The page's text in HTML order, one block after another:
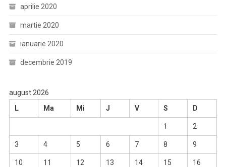
aprilie 2020
martie 2020
ianuarie 2020
decembrie 2019
august 2026
L
Ma Mi J V S D
1 2
3 4 5 6 7 8 9
10 11 12 13 14 15 16